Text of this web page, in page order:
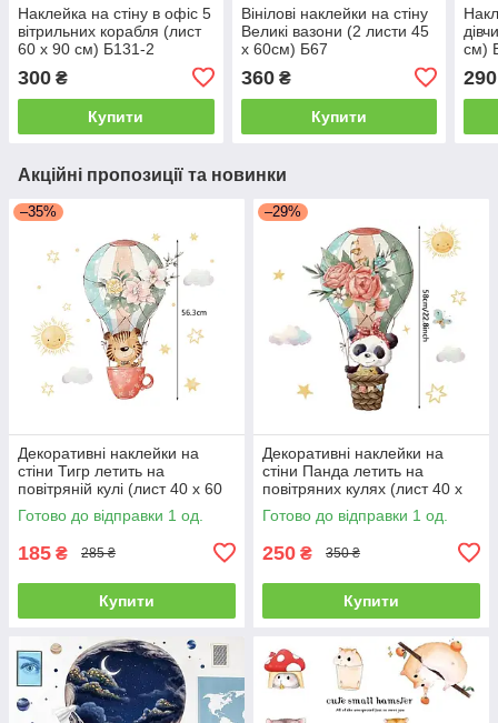
Наклейка на стіну в офіс 5
вітрильних корабля (лист
60 х 90 см) Б131-2
300 ₴
Купити
Вінілові наклейки на стіну
Великі вазони (2 листи 45
х 60см) Б67
360₴
Купити
см)
290
Акційні пропозиції та новинки
–35%
Декоративні наклейки на
стіни Тигр летить на
повітряній кулі (лист 40 х 60
см) Б156-20-10
Готово до відправки 1 од.
185 ₴ 285 ₴
Купити
–29%
Декоративні наклейки на
стіни Панда летить на
повітряних кулях (лист 40 х
60 см) Б156-20-7
Готово до відправки 1 од.
250 ₴ 350 ₴
Купити